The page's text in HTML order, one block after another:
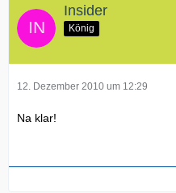
Insider
König
12. Dezember 2010 um 12:29
Na klar!